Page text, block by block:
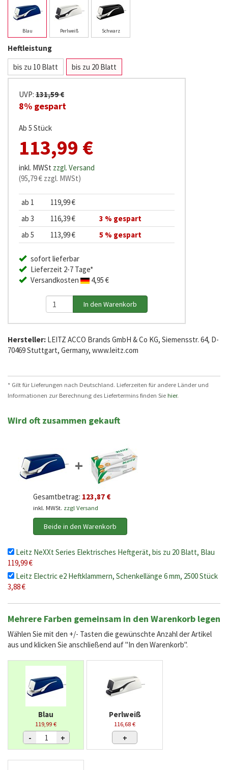
Blau Perlweiß Schwarz
Heftleistung
bis zu 10 Blatt
bis zu 20 Blatt
UVP: 131,59 €
8% gespart
Ab 5 Stück
113,99 €
inkl. MWSt zzgl. Versand
(95,79 € zzgl. MWSt)
ab 1
119,99 €
ab 3
116,39 €
3 % gespart
ab 5
113,99 € 5 % gespart
sofort lieferbar
Lieferzeit 2-7 Tage*
Versandkosten
4,95 €
Hersteller: LEITZ ACCO Brands GmbH & Co KG, Siemensstr. 64, D-
70469 Stuttgart, Germany, www.leitz.com
* Gilt für Lieferungen nach Deutschland. Lieferzeiten für andere Länder und
Informationen zur Berechnung des Liefertermins finden Siehier.
Wird oft zusammen gekauft
+
Gesamtbetrag: 123,87 €
inkl. MWSt. zzgl Versand
Beide in den Warenkorb
Leitz NeXXt Series Elektrisches Heftgerät, bis zu 20 Blatt, Blau
119,99 €
Leitz Electric e2 Heftklammern, Schenkellänge 6 mm, 2500 Stück
3,88 €
Mehrere Farben gemeinsam in den Warenkorb legen
Wählen Sie mit den +/- Tasten die gewünschte Anzahl der Artikel
aus und klicken Sie anschließend auf "In den Warenkorb".
Blau
119,99 €
- +
Perlweiß
116,68 €
+